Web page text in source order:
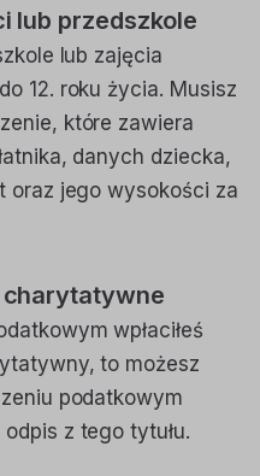
lub przedszkole
lub zajęcia
12. roku życia. Musisz
które zawiera
danych dziecka,
oraz jego wysokości za
charytatywne
wpłaciłeś
to możesz
podatkowym
z tego tytułu.